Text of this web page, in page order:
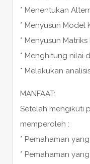
* Menentukan
* Menyusun Model
* Menyusun
* Menghitung nilai
* Melakukan
MANFAAT:
Setelah mengikuti
memperoleh :
* Pemahaman
* Pemahaman